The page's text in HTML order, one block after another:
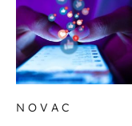
NOVAC